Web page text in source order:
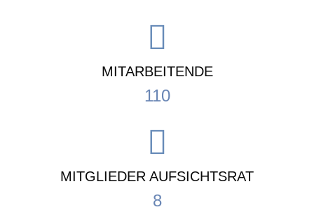
MITARBEITENDE
110
MITGLIEDER AUFSICHTSRAT
8